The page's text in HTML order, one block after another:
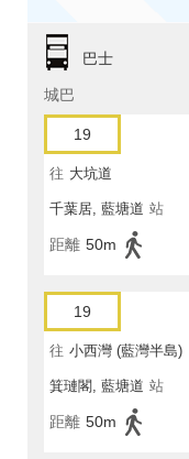
巴士
城巴
19
往 大坑道
千葉居, 藍塘道 站
距離 50m
19
往 小西灣 (藍灣半島)
箕璉閣, 藍塘道 站
距離 50m